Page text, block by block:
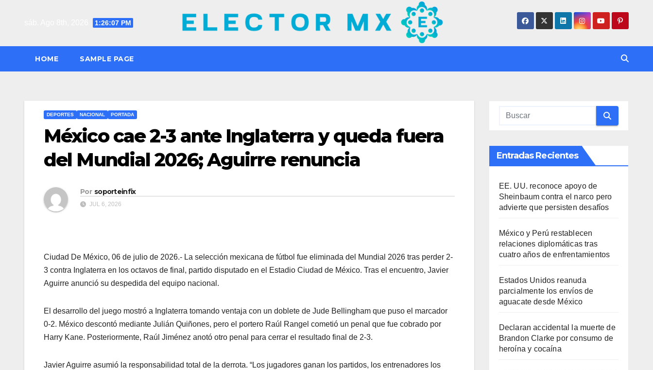
1:26:08 PM
HOME SAMPLE PAGE
DEPORTES NACIONAL PORTADA
México cae 2-3 ante Inglaterra y queda fuera
del Mundial 2026; Aguirre renuncia
Por soporteinfix
JUL 6, 2026
Ciudad De México, 06 de julio de 2026.- La selección mexicana de fútbol fue eliminada del Mundial 2026 tras perder 2-
3 contra Inglaterra en los octavos de final, partido disputado en el Estadio Ciudad de México. Tras el encuentro, Javier
Aguirre anunció su despedida del equipo nacional.
El desarrollo del juego mostró a Inglaterra tomando ventaja con un doblete de Jude Bellingham que puso el marcador
0-2. México descontó mediante Julián Quiñones, pero el portero Raúl Rangel cometió un penal que fue cobrado por
Harry Kane. Posteriormente, Raúl Jiménez anotó otro penal para cerrar el resultado final de 2-3.
Javier Aguirre asumió la responsabilidad total de la derrota. “Los jugadores ganan los partidos, los entrenadores los
Entradas Recientes
EE. UU. reconoce apoyo de
Sheinbaum contra el narco pero
advierte que persisten desafíos
México y Perú restablecen
relaciones diplomáticas tras
cuatro años de enfrentamientos
Estados Unidos reanuda
parcialmente los envíos de
aguacate desde México
Declaran accidental la muerte de
Brandon Clarke por consumo de
heroína y cocaína